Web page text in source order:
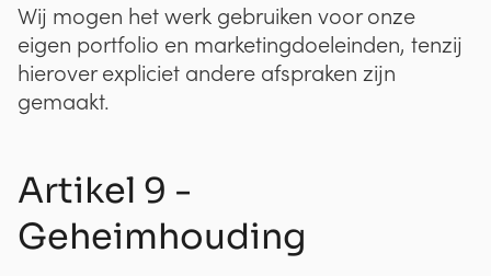
Wij mogen het werk gebruiken voor onze
eigen portfolio en marketingdoeleinden, tenzij
hierover expliciet andere afspraken zijn
gemaakt.
Artikel 9 -
Geheimhouding